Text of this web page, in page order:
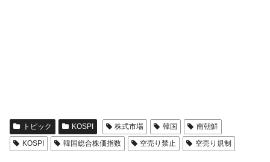
トピック KOSPI 株式市場 韓国
南朝鮮
KOSPI
韓国総合株価指数 空売り禁止 空売り規制